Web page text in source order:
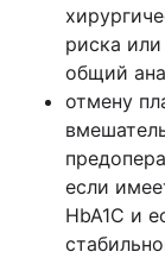
риска
общий
отмену
если
HbA1C и